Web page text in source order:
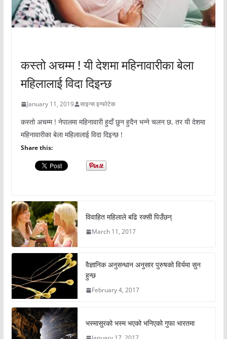
कस्तो अचम्म ! यी देशमा महिनावारीका बेला
महिलालाई विदा दिइन्छ
January 11, 2019 साइन्स इन्फोटेक
कस्तो अचम्म ! नेपालमा महिनावारी हुदाँ छुन हुदैन भन्ने चलन छ, तर यी देशमा
महिनावारीका बेला महिलालाई विदा दिइन्छ !
Share this:
विवाहित महिलाले बढि रक्सी पिउँछन्
March 11, 2017
वैज्ञानिक अनुसन्धान अनुसार पुरुषको विर्यमा सुन
हुन्छ
February 4, 2017
भस्मासुरको भस्म भएको भनिएको गुफा भारतमा